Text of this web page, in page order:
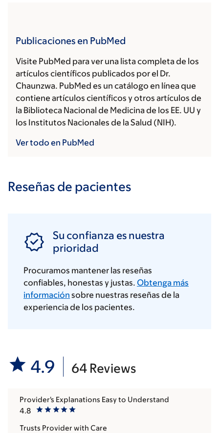
Publicaciones en PubMed
Visite PubMed para ver una lista completa de los
artículos científicos publicados por el Dr.
Chaunzwa. PubMed es un catálogo en línea que
contiene artículos científicos y otros artículos de
la Biblioteca Nacional de Medicina de los EE. UU y
los Institutos Nacionales de la Salud (NIH).
Ver todo en PubMed
Reseñas de pacientes
Su confianza es nuestra
prioridad
Procuramos mantener las reseñas
confiables, honestas y justas. Obtenga más
información sobre nuestras reseñas de la
experiencia de los pacientes.
4.9 64 Reviews
4.8
Provider's Explanations Easy to Understand
Trusts Provider with Care